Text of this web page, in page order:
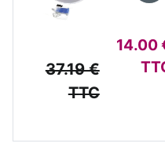
37.19 €
TTC
14.00